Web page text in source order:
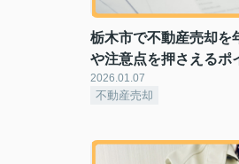
栃木市で不動産売却を
や注意点を押さえるポ
2026.01.07
不動産売却